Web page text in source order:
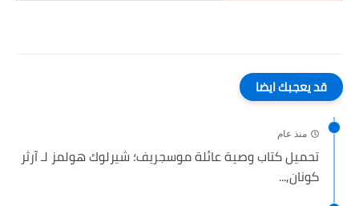
قد يعجبك ايضا
منذ عام
تحميل كتاب وصية عائلة موسجريف؛ شيرلوك هولمز لـ آرثر
كونان,...